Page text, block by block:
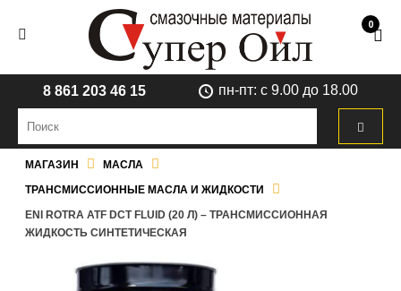
0
8 861 203 46 15 пн-пт: с 9.00 до 18.00
МАГАЗИН
МАСЛА
ТРАНСМИССИОННЫЕ МАСЛА И ЖИДКОСТИ
ENI ROTRA ATF DCT FLUID (20 Л) – ТРАНСМИССИОННАЯ
ЖИДКОСТЬ СИНТЕТИЧЕСКАЯ